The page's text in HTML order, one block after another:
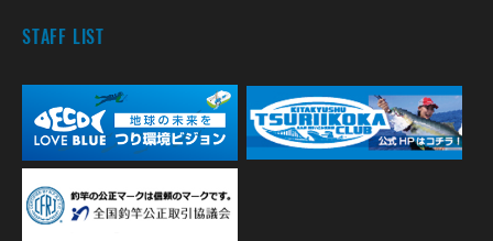
STAFF LIST